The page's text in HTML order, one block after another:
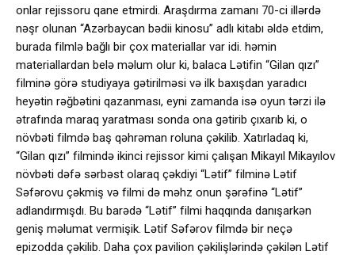
onlar rejissoru qane etmirdi. Araşdırma zamanı 70-ci illərdə
nəşr olunan “Azərbaycan bədii kinosu” adlı kitabı əldə etdim,
burada filmlə bağlı bir çox materiallar var idi. həmin
materiallardan belə məlum olur ki, balaca Lətifin “Gilan qızı”
filminə görə studiyaya gətirilməsi və ilk baxışdan yaradıcı
heyətin rəğbətini qazanması, eyni zamanda isə oyun tərzi ilə
ətrafında maraq yaratması sonda ona gətirib çıxarıb ki, o
növbəti filmdə baş qəhrəman roluna çəkilib. Xatırladaq ki,
“Gilan qızı” filmində ikinci rejissor kimi çalışan Mikayıl Mikayılov
növbəti dəfə sərbəst olaraq çəkdiyi “Lətif” filminə Lətif
Səfərovu çəkmiş və filmi də məhz onun şərəfinə “Lətif”
adlandırmışdı. Bu barədə “Lətif” filmi haqqında danışarkən
geniş məlumat vermişik. Lətif Səfərov filmdə bir neçə
epizodda çəkilib. Daha çox pavilion çəkilişlərində çəkilən Lətif